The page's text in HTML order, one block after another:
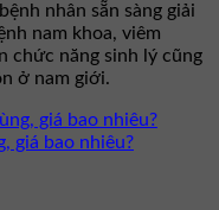
nhân sẵn sàng giải
nam khoa, viêm
chức năng sinh lý cũng
ở nam giới.
giá bao nhiêu?
giá bao nhiêu?